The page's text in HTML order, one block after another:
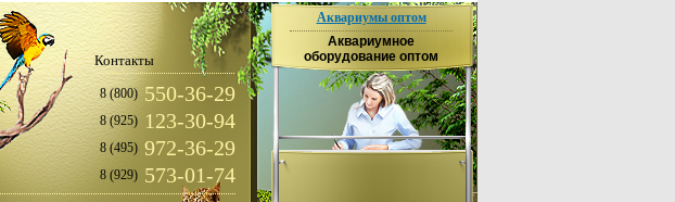
Контакты
8 (800) 550-36-29
8 (925) 123-30-94
8 (495) 972-36-29
8 (929) 573-01-74
Аквариумы оптом
Аквариумное
оборудование оптом